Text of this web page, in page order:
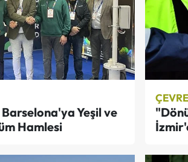
Yeşil ve
Hamlesi
ÇEVRE